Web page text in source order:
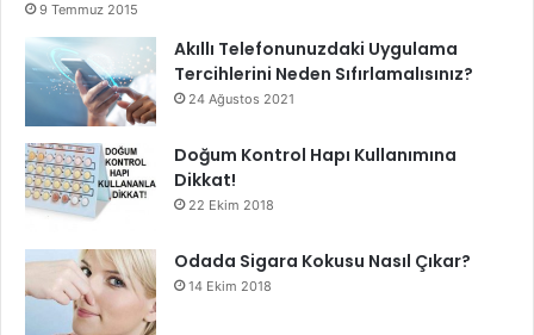
9 Temmuz 2015
Akıllı Telefonunuzdaki Uygulama
Tercihlerini Neden Sıfırlamalısınız?
24 Ağustos 2021
Doğum Kontrol Hapı Kullanımına
Dikkat!
22 Ekim 2018
Odada Sigara Kokusu Nasıl Çıkar?
14 Ekim 2018